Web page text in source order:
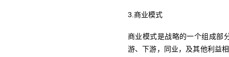
3.商业模式
商业模式是战略的一个组成部
游、下游，同业，及其他利益